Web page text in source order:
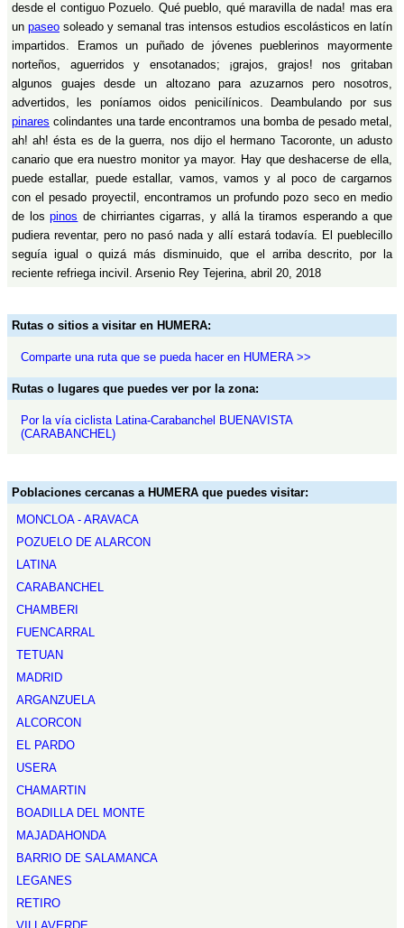
desde el contiguo Pozuelo. Qué pueblo, qué maravilla de nada! mas era
un paseo soleado y semanal tras intensos estudios escolásticos en latín
impartidos. Eramos un puñado de jóvenes pueblerinos mayormente
norteños, aguerridos y ensotanados; ¡grajos, grajos! nos gritaban
algunos guajes desde un altozano para azuzarnos pero nosotros,
advertidos, les poníamos oidos penicilínicos. Deambulando por sus
pinares colindantes una tarde encontramos una bomba de pesado metal,
ah! ah! ésta es de la guerra, nos dijo el hermano Tacoronte, un adusto
canario que era nuestro monitor ya mayor. Hay que deshacerse de ella,
puede estallar, puede estallar, vamos, vamos y al poco de cargarnos
con el pesado proyectil, encontramos un profundo pozo seco en medio
de lospinos de chirriantes cigarras, y allá la tiramos esperando a que
pudiera reventar, pero no pasó nada y allí estará todavía. El pueblecillo
seguía igual o quizá más disminuido, que el arriba descrito, por la
reciente refriega incivil. Arsenio Rey Tejerina, abril 20, 2018
Rutas o sitios a visitar en HUMERA:
Comparte una ruta que se pueda hacer en HUMERA >>
Rutas o lugares que puedes ver por la zona:
Por la vía ciclista Latina-Carabanchel BUENAVISTA
(CARABANCHEL)
Poblaciones cercanas a HUMERA que puedes visitar:
MONCLOA - ARAVACA
POZUELO DE ALARCON
LATINA
CARABANCHEL
CHAMBERI
FUENCARRAL
TETUAN
MADRID
ARGANZUELA
ALCORCON
EL PARDO
USERA
CHAMARTIN
BOADILLA DEL MONTE
MAJADAHONDA
BARRIO DE SALAMANCA
LEGANES
RETIRO